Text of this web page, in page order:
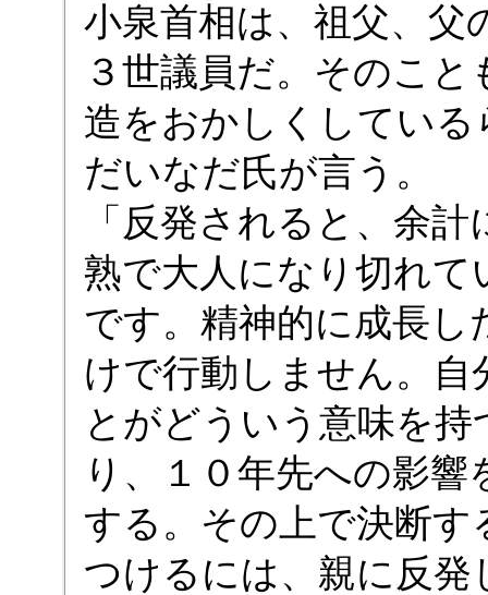
小泉首相は、祖父、父
３世議員だ。そのこと
造をおかしくしてい
だいなだ氏が言う。
「反発されると、余
熟で大人になり切れて
です。精神的に成長し
けで行動しません。自
とがどういう意味を
り、１０年先への影響
する。その上で決断す
つけるには、親に反発